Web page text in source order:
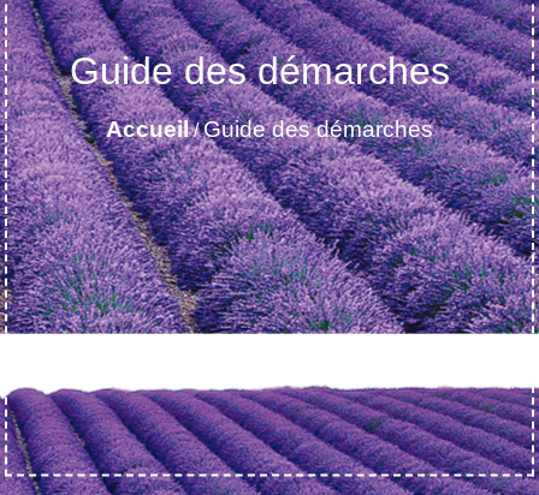
Guide des démarches
Accueil/Guide des démarches